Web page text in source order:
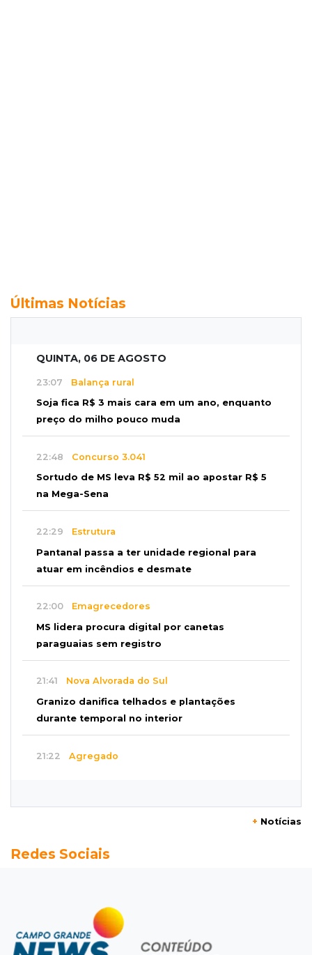
Últimas Notícias
QUINTA, 06 DE AGOSTO
23:07 Balança rural
Soja fica R$ 3 mais cara em um ano, enquanto
preço do milho pouco muda
22:48 Concurso 3.041
Sortudo de MS leva R$ 52 mil ao apostar R$ 5
na Mega-Sena
22:29 Estrutura
Pantanal passa a ter unidade regional para
atuar em incêndios e desmate
22:00 Emagrecedores
MS lidera procura digital por canetas
paraguaias sem registro
21:41 Nova Alvorada do Sul
Granizo danifica telhados e plantações
durante temporal no interior
21:22 Agregado
Vitória goleia Athletico-PR por 4 a 0 e avança
94º caso
Foragido por roubo morre baleado em
confronto com policiais militares
+ Notícias
Redes Sociais